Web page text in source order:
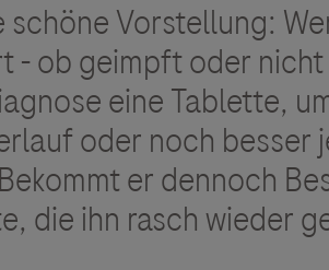
schöne Vorstellung:
- ob geimpft oder
eine Tablette,
oder noch besser
er dennoch
die ihn rasch wieder